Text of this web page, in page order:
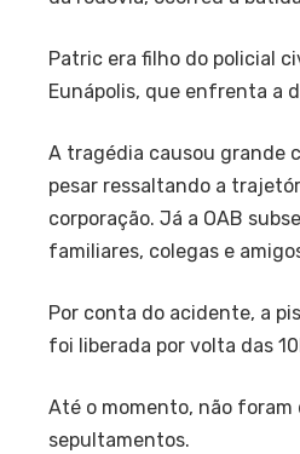
Patric era filho do policial
Eunápolis, que enfrenta a
A tragédia causou grande
pesar ressaltando a
corporação. Já a OAB
familiares, colegas e
Por conta do acidente, a
foi liberada por volta das
Até o momento, não foram
sepultamentos.